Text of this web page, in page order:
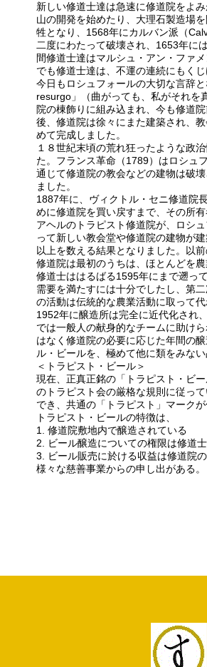
新しい修道士達は急速に修道院をよ
山の開発を始めたり、大理石製造場
牲となり、1568年にカルバン派（
二度にわたって破壊され、1653年に
間修道士達はマルシュ・アン・ファ
でも修道士達は、不運の連続にもく
今日もロシュフォールの大切な言辞
resurgo」（曲がっても、私がそれを
院の棟飾りに組み込まれ、今も修道
後、修道院は徐々にまた建築され、
めて完成しました。
１８世紀末頃の荒れ狂ったような政
た。フランス革命（1789）はロシュ
通じて修道院の教会などの建物は破
ました。
1887年に、ヴィクトル・セニ修道院
めに修道院を買い戻すまで、その所
アヘルのトラピスト修道院が、ロシ
って新しい教会堂や修道院の建物が
以上を数える結果となりました。以
修道院は最初のうちは、ほとんどを農
修道士ははるばる1595年にまで遡っ
需要を満たすには十分でしたし、第
の活動は伝統的な農業活動に取って
1952年に醸造所は完全に近代化され
では一般人の献身的なチームに助け
はなく修道院の必要に応じた年間の
ル・ビールを、極めて他に類をみな
＜トラピスト・ビール＞
現在、正真正銘の「トラピスト・ビ
のトラピスト会の厳格な規則に従っ
でき、共通の「トラピスト」マークが
トラピスト・ビールの特徴は、
1. 修道院敷地内で醸造されている
2. ビール醸造についての権限は修道
3. ビール販売に於ける収益は修道院
様々な慈善事業からの申し出がある。